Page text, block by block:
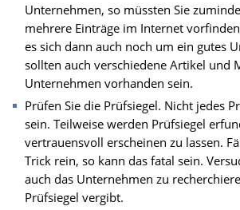
Unternehmen, so müssten Sie
mehrere Einträge im Internet
es sich dann auch noch um ein gutes
sollten auch verschiedene Artikel und
Unternehmen vorhanden sein.
Prüfen Sie die Prüfsiegel. Nicht jedes
sein. Teilweise werden Prüfsiegel
vertrauensvoll erscheinen zu lassen.
Trick rein, so kann das fatal sein.
auch das Unternehmen zu
Prüfsiegel vergibt.